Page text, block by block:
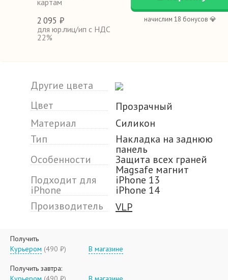
картам
2 095 ₽
для юр.лиц/ип с НДС
22%
начислим 18 бонусов 💎
Другие цвета
Цвет
Прозрачный
Материал
Силикон
Тип
Накладка на заднюю
панель
Особенности Защита всех граней
Magsafe магнит
Подходит для
iPhone
iPhone 13
iPhone 14
Производитель
VLP
Получить
Курьером (490 ₽) В магазине
Получить завтра: